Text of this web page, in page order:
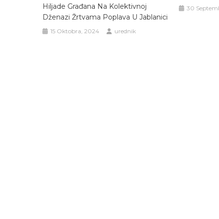
Hiljade Građana Na Kolektivnoj
Dženazi Žrtvama Poplava U Jablanici
15 Oktobra, 2024 urednik
30